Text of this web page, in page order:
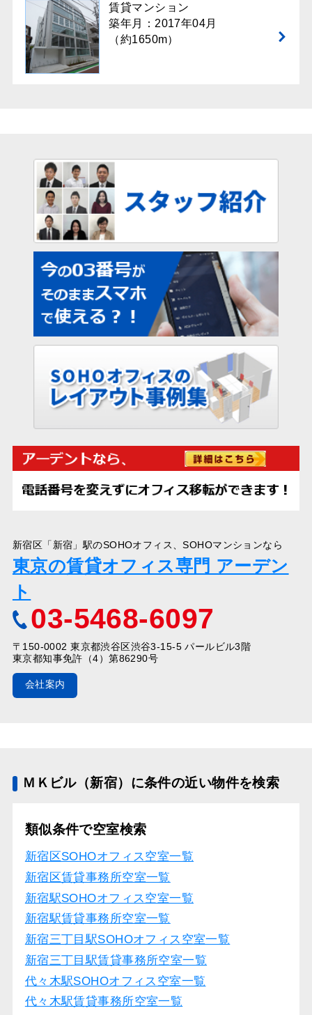
賃貸マンション
築年月：2017年04月
（約1650m）
新宿区「新宿」駅のSOHOオフィス、SOHOマンションなら
東京の賃貸オフィス専門 アーデン
ト
03-5468-6097
〒150-0002 東京都渋谷区渋谷3-15-5 パールビル3階
東京都知事免許（4）第86290号
会社案内
ＭＫビル（新宿）に条件の近い物件を検索
類似条件で空室検索
新宿区SOHOオフィス空室一覧
新宿区賃貸事務所空室一覧
新宿駅SOHOオフィス空室一覧
新宿駅賃貸事務所空室一覧
新宿三丁目駅SOHOオフィス空室一覧
新宿三丁目駅賃貸事務所空室一覧
代々木駅SOHOオフィス空室一覧
代々木駅賃貸事務所空室一覧